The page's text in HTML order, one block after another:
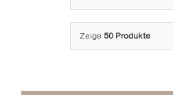
Zeige 50 Produkte